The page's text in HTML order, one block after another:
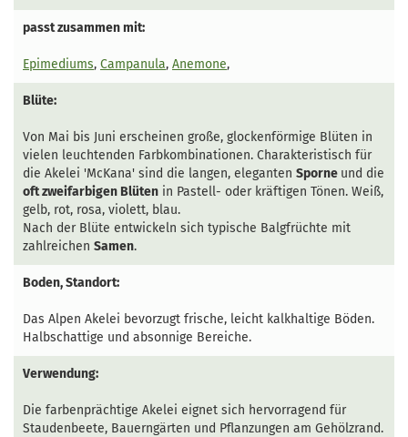
passt zusammen mit:
Epimediums, Campanula, Anemone,
Blüte:
Von Mai bis Juni erscheinen große, glockenförmige Blüten in
vielen leuchtenden Farbkombinationen. Charakteristisch für
die Akelei 'McKana' sind die langen, eleganten Sporne und die
oft zweifarbigen Blüten in Pastell- oder kräftigen Tönen. Weiß,
gelb, rot, rosa, violett, blau.
Nach der Blüte entwickeln sich typische Balgfrüchte mit
zahlreichen Samen.
Boden, Standort:
Das Alpen Akelei bevorzugt frische, leicht kalkhaltige Böden.
Halbschattige und absonnige Bereiche.
Verwendung:
Die farbenprächtige Akelei eignet sich hervorragend für
Staudenbeete, Bauerngärten und Pflanzungen am Gehölzrand.